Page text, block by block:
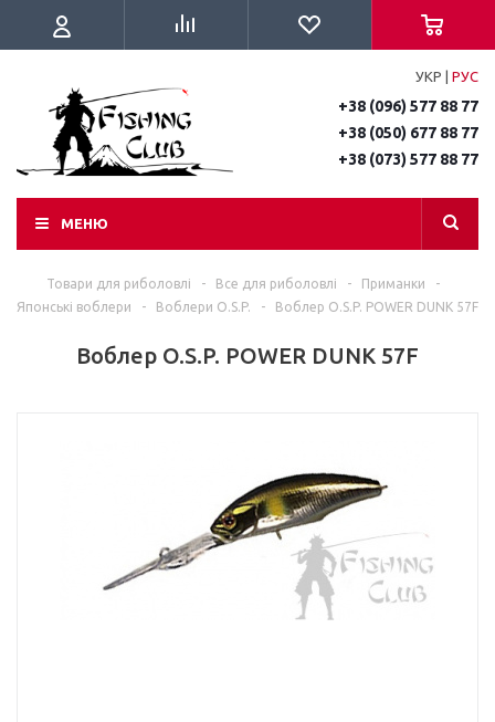
УКР РУС
+38 (096) 577 88 77
+38 (050) 677 88 77
+38 (073) 577 88 77
МЕНЮ
Товари для риболовлі - Все для риболовлі - Приманки
-
Японські воблери
- Воблери O.S.P. - Воблер O.S.P. POWER DUNK 57F
Воблер O.S.P. POWER DUNK 57F